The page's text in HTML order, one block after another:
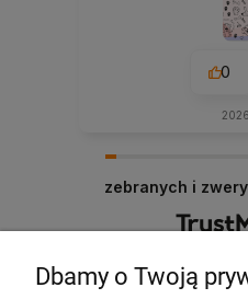
0
zebranych i
Dbamy o Twoją